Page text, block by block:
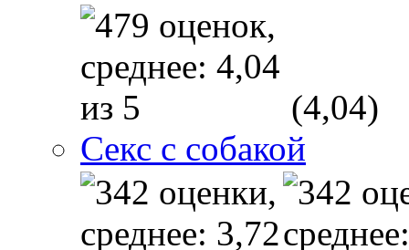
(4,04)
Секс с собакой